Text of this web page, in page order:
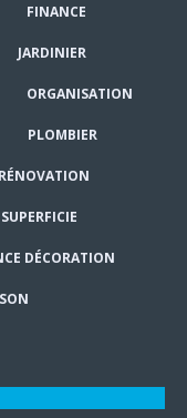
FINANCE
JARDINIER
ORGANISATION
PLOMBIER
RÉNOVATION
SUPERFICIE
DÉCORATION